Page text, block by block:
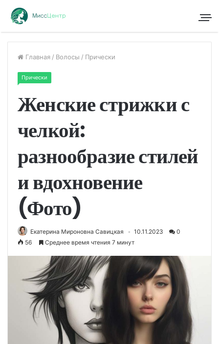
Главная / Волосы / Прически
Прически
Женские стрижки с
челкой:
разнообразие стилей
и вдохновение
(Фото)
Екатерина Мироновна Савицкая 10.11.2023
0
56
Среднее время чтения 7 минут